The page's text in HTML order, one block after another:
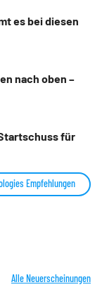
es bei diesen
nach oben –
für
Empfehlungen
Alle Neuerscheinungen